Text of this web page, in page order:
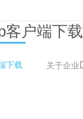
客户端下载
下载 关于企业